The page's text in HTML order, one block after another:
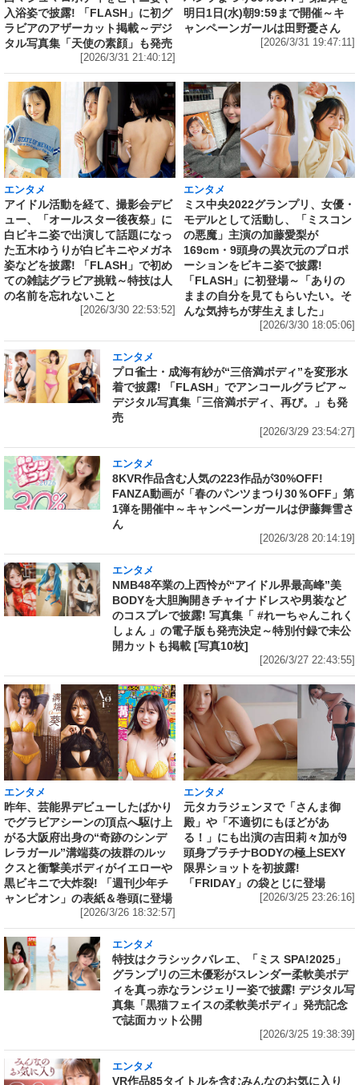
入浴姿で披露! 「FLASH」に初グ
ラビアのアザーカット掲載～デジ
タル写真集「天使の素顔」も発売
[2026/3/31 21:40:12]
明日1日(水)朝9:59まで開催～キ
ャンペーンガールは田野憂さん
[2026/3/31 19:47:11]
エンタメ
アイドル活動を経て、撮影会デビ
ュー、「オールスター後夜祭」に
白ビキニ姿で出演して話題になっ
た五木ゆうりが白ビキニやメガネ
姿などを披露! 「FLASH」で初め
ての雑誌グラビア挑戦～特技は人
の名前を忘れないこと
[2026/3/30 22:53:52]
エンタメ
ミス中央2022グランプリ、女優・
モデルとして活動し、「ミスコン
の悪魔」主演の加藤愛梨が
169cm・9頭身の異次元のプロポ
ーションをビキニ姿で披露!
「FLASH」に初登場～「ありの
ままの自分を見てもらいたい。そ
んな気持ちが芽生えました」
[2026/3/30 18:05:06]
エンタメ
プロ雀士・成海有紗が“三倍満ボディ”を変形水
着で披露! 「FLASH」でアンコールグラビア～
デジタル写真集「三倍満ボディ、再び。」も発
売
[2026/3/29 23:54:27]
エンタメ
8KVR作品含む人気の223作品が30%OFF!
FANZA動画が「春のパンツまつり30％OFF」第
1弾を開催中～キャンペーンガールは伊藤舞雪さ
ん
[2026/3/28 20:14:19]
エンタメ
NMB48卒業の上西怜が“アイドル界最高峰”美
BODYを大胆胸開きチャイナドレスや男装など
のコスプレで披露! 写真集「 #れーちゃんこれく
しょん 」の電子版も発売決定～特別付録で未公
開カットも掲載 [写真10枚]
[2026/3/27 22:43:55]
エンタメ
昨年、芸能界デビューしたばかり
でグラビアシーンの頂点へ駆け上
がる大阪府出身の“奇跡のシンデ
レラガール”溝端葵の抜群のルッ
クスと衝撃美ボディがイエローや
黒ビキニで大炸裂! 「週刊少年チ
ャンピオン」の表紙＆巻頭に登場
[2026/3/26 18:32:57]
エンタメ
元タカラジェンヌで「さんま御
殿」や「不適切にもほどがあ
る！」にも出演の吉田莉々加が9
頭身プラチナBODYの極上SEXY
限界ショットを初披露!
「FRIDAY」の袋とじに登場
[2026/3/25 23:26:16]
エンタメ
特技はクラシックバレエ、「ミス SPA!2025」
グランプリの三木優彩がスレンダー柔軟美ボデ
ィを真っ赤なランジェリー姿で披露! デジタル写
真集「黒猫フェイスの柔軟美ボディ」発売記念
で誌面カット公開
[2026/3/25 19:38:39]
エンタメ
VR作品85タイトルを含むみんなのお気に入り